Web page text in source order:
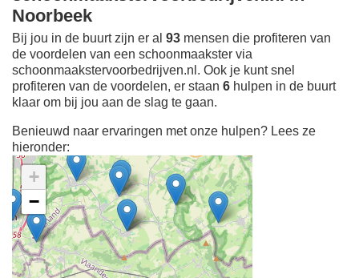
Noorbeek
Bij jou in de buurt zijn er al 93 mensen die profiteren van
de voordelen van een schoonmaakster via
schoonmaakstervoorbedrijven.nl. Ook je kunt snel
profiteren van de voordelen, er staan 6 hulpen in de buurt
klaar om bij jou aan de slag te gaan.
Benieuwd naar ervaringen met onze hulpen? Lees ze
hieronder:
Ontdek meer ervaringen
Schoonmaakster bij
jou in de buurt
+
−